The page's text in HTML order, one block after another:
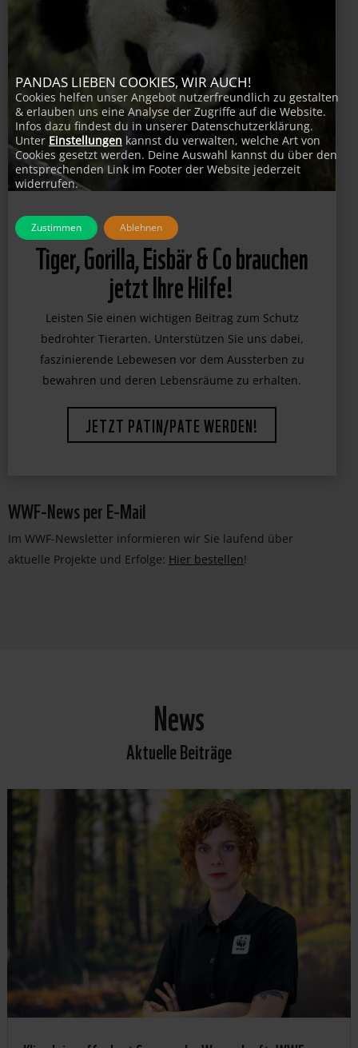
Tiger, Gorilla, Eisbär & Co brauchen
jetzt Ihre Hilfe!
Leisten Sie einen wichtigen Beitrag zum Schutz
JETZT PATIN/PATE WERDEN!
WWF-News per E-Mail
Im WWF-Newsletter informieren wir Sie laufend über
aktuelle Projekte und Erfolge: Hier bestellen!
News
Aktuelle Beiträge
PANDAS LIEBEN COOKIES, WIR AUCH!
Cookies helfen unser Angebot nutzerfreundlich zu gestalten
& erlauben uns eine Analyse der Zugriffe auf die Website.
Infos dazu findest du in unserer Datenschutzerklärung.
Unter Einstellungen kannst du verwalten, welche Art von
Cookies gesetzt werden. Deine Auswahl kannst du über den
entsprechenden Link im Footer der Website jederzeit
widerrufen.
Zustimmen Ablehnen